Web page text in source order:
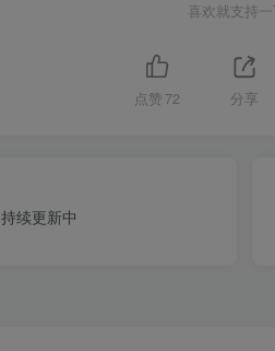
喜欢就支持
点赞 72 分享
续更新中